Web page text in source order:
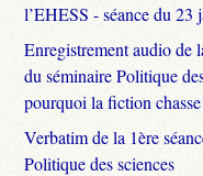
l’EHESS - séance du 23
Enregistrement audio de
du séminaire Politique
pourquoi la fiction
Verbatim de la 1ère
Politique des sciences